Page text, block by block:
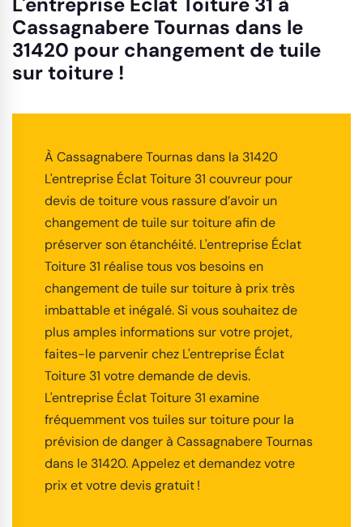
Cassagnabere Tournas dans le
31420 pour changement de tuile
sur toiture !
À Cassagnabere Tournas dans la 31420
L'entreprise Éclat Toiture 31 couvreur pour
devis de toiture vous rassure d’avoir un
changement de tuile sur toiture afin de
préserver son étanchéité. L'entreprise Éclat
Toiture 31 réalise tous vos besoins en
changement de tuile sur toiture à prix très
imbattable et inégalé. Si vous souhaitez de
plus amples informations sur votre projet,
faites-le parvenir chez L'entreprise Éclat
Toiture 31 votre demande de devis.
L'entreprise Éclat Toiture 31 examine
fréquemment vos tuiles sur toiture pour la
prévision de danger à Cassagnabere Tournas
dans le 31420. Appelez et demandez votre
prix et votre devis gratuit !